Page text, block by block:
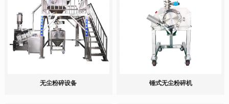
无尘粉碎设备 锤式无尘粉碎机